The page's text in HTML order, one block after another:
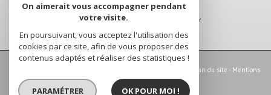
Plan du site - Mentions
légales-Nos honoraires-Partenaires -Admin-Politique RGPD
On aimerait vous accompagner pendant
votre visite.
En poursuivant, vous acceptez l'utilisation des
cookies par ce site, afin de vous proposer des
contenus adaptés et réaliser des statistiques !
PARAMÉTRER OK POUR MOI !